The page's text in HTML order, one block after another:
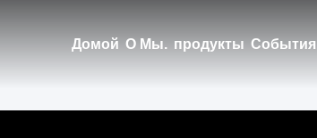
Домой О Мы. продукты События